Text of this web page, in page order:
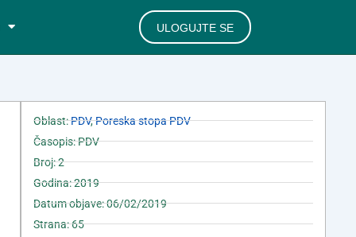
ULOGUJTE SE
Oblast:PDV,Poreska stopa PDV
Časopis: PDV
Broj: 2
Godina: 2019
Datum objave: 06/02/2019
Strana: 65